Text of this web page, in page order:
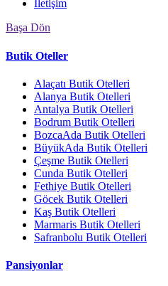
İletişim
Başa Dön
Butik Oteller
Alaçatı Butik Otelleri
Alanya Butik Otelleri
Antalya Butik Otelleri
Bodrum Butik Otelleri
BozcaAda Butik Otelleri
BüyükAda Butik Otelleri
Çeşme Butik Otelleri
Cunda Butik Otelleri
Fethiye Butik Otelleri
Göcek Butik Otelleri
Kaş Butik Otelleri
Marmaris Butik Otelleri
Safranbolu Butik Otelleri
Pansiyonlar